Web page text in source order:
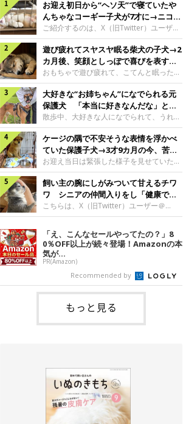
お迎え初日から“ヘソ天”で寝ていたや
んちゃなコーギー子犬が7才に→ニコニ
コ“コーギースマイル”が魅力のコに成
長！
ご紹介するのは、X（旧Twitter）ユーザー
＠Kus1oKg2vsgdWS2さんの愛犬でウェル
シュ・コーギー・ペンブロークの神楽ちゃ
ん。今年の8月で7才になるという神楽ちゃ
んですが、いったいどんな子犬時代を過ご
したのでしょうか。今回は、神楽ちゃんの
成長を飼い主さんと振り返ります！神楽ち
ゃんの成長について聞いた！お迎えから数
日後の神楽ちゃん（撮影時生後2カ月）＠
Kus1oKg2vsgdWS2――お迎え当初の神楽
ちゃんの様子について教えてください。飼
い主さん： 「お迎え当日から“ヘソ天”で寝
るようなコでし
遊び疲れてスヤスヤ眠る柴犬の子犬→2
カ月後、笑顔としっぽで喜びを表すコ
に成長！
おもちゃで遊び疲れて、こてんと眠った子
犬。あれから2カ月、表情や行動にさまざ
まな変化が見られるようになりました。遊
び疲れて眠る生後2カ月のなっちゃん遊び
疲れた様子のなっちゃん。@Pkndg_紹介
するのは、X（旧Twitter）ユーザー
@Pkndg_さんの愛犬・なっちゃん（取材
時、生後4カ月／柴犬）。こちらの写真
は、なっちゃんが生後2カ月のころに撮影
された一枚です。この日、なっちゃんは家
族と一緒におもちゃで遊んでいました。た
くさん遊んで疲れたのか、その後は眠り始
めたそうです。眠るなっちゃん。
@Pkndg_
大好きな“お姉ちゃん”になでられる元
保護犬 「本当に好きなんだな」と感
じる表情にほっこり
散歩中、大好きな人になでられて、うれし
そうな表情を見せる元保護犬。甘えるよう
な姿に、見ているこちらまでほっこりしま
す。大好きな“お姉ちゃん”に甘える小次郎
くん妹さんになでてもらい、うれしそうな
表情を見せる小次郎くん（2026年6月撮
影）。@mika_Jimmy紹介するのは、X（旧
Twitter）ユーザー@mika_Jimmyさんの愛
犬・小次郎くん（撮影時5才）。こちら
は、飼い主さんの妹さんと一緒に散歩をし
日、飼い主さんは実家から自宅へ帰る途
中、妹さんと公園で待ち合わせ
ケージの隅で不安そうな表情を浮かべ
ていた保護子犬→3才9カ月の今、苦手
を克服し頼もしいコに成長！
お迎え当日は緊張した様子を見せていた元
野犬の保護子犬。あれから約3年半、苦手
だったことを一つひとつ克服し、家族に寄
り添う姿を見せています。お迎え当日、ケ
ージの隅で不安そうにお迎え当日のシルビ
アちゃん。@nemonemotos今回紹介する
@nemonemotosさんの愛犬・シルビアち
ゃん（撮影当時、生後推定2カ月）。飼い
主さんが「#最初に撮った一枚」として投
稿した写真には、ケージの隅で不安そうな
表情を浮かべるシルビアちゃんの姿が写っ
ていました。こちらは、保護犬だったシル
飼い主の腕にしがみついて甘えるチワ
ワ シニアの仲間入りをし「健康で穏
やかな暮らしが続いてほしい」と願う
こちらは、X（旧Twitter）ユーザー＠
kotubusuke617さんが投稿した写真。写
っているのは、愛犬でチワワのつぶしゃん
（本名：こつぶちゃん）です。飼い主さん
の腕にしがみつくつぶしゃん（撮影時6
才）＠kotubusuke617撮影当時の状況に
ついて伺うと、飼い主さんはこう教えてく
れました。飼い主さん： 「ある休日のこ
とです。私がソファに座った途端にひざの
上にのってきたので、そのままなでながら
テレビを見ていたのですが、微動だにしな
いので気になって見てみると、腕にしがみ
「え、こんなセールやってたの？」8
0％OFF以上が続々登場！Amazonの本
気が...
PR(Amazon)
Recommended by
もっと見る